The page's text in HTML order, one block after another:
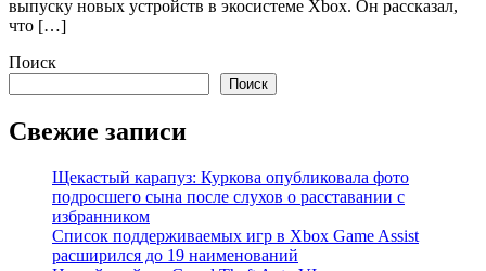
выпуску новых устройств в экосистеме Xbox. Он рассказал,
что […]
Поиск
Поиск
Свежие записи
Щекастый карапуз: Куркова опубликовала фото
подросшего сына после слухов о расставании с
избранником
Список поддерживаемых игр в Xbox Game Assist
расширился до 19 наименований